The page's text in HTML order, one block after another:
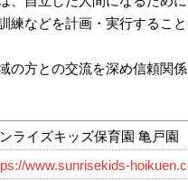
練などを計画・実行するこ
の方との交流を深め信頼関
ライズキッズ保育園 亀戸園
www.sunrisekids-